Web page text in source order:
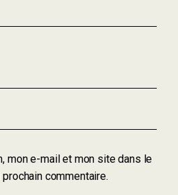
mon e-mail et mon site dans le
commentaire.